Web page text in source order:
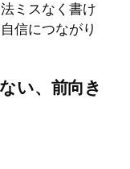
ミスなく書け
信につながり
い、前向き